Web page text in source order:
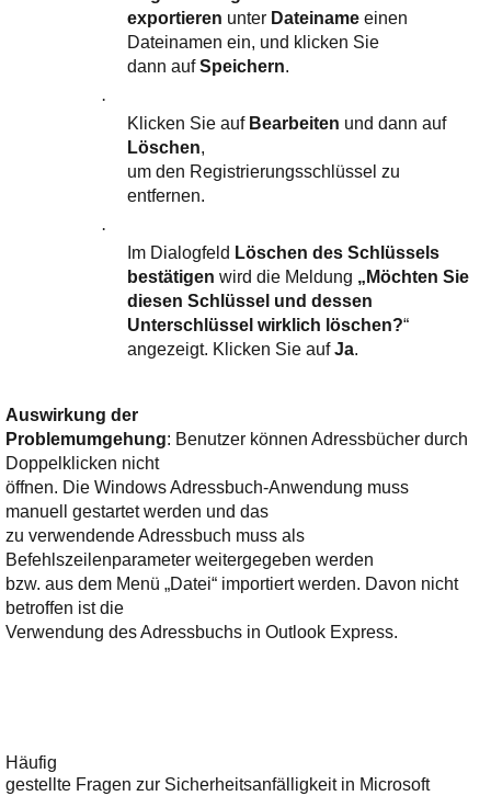
exportieren unter Dateinameeinen
Dateinamen ein, und klicken Sie
dann aufSpeichern.
·
Klicken Sie auf Bearbeiten und dann auf
Löschen,
um den Registrierungsschlüssel zu
entfernen.
·
Im Dialogfeld Löschen des Schlüssels
bestätigen wird die Meldung „Möchten Sie
diesen Schlüssel und dessen
Unterschlüssel wirklich löschen?“
angezeigt. Klicken Sie aufJa.
Auswirkung der
Problemumgehung: Benutzer können Adressbücher durch
Doppelklicken nicht
öffnen. Die Windows Adressbuch-Anwendung muss
manuell gestartet werden und das
zu verwendende Adressbuch muss als
Befehlszeilenparameter weitergegeben werden
bzw. aus dem Menü „Datei“ importiert werden. Davon nicht
betroffen ist die
Verwendung des Adressbuchs in Outlook Express.
Häufig
gestellte Fragen zur Sicherheitsanfälligkeit in Microsoft